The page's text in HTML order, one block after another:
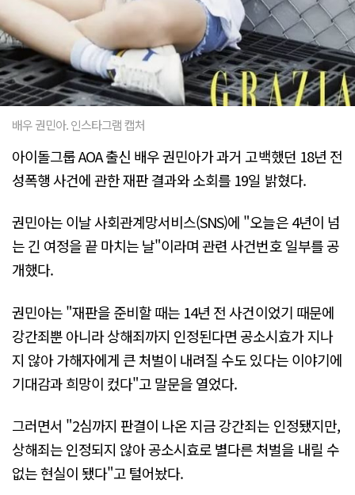
배우 권민아. 인스타그램 캡처
아이돌그룹 AOA 출신 배우 권민아가 과거 고백했던 18년 전
성폭행 사건에 관한 재판 결과와 소회를 19일 밝혔다.
권민아는 이날 사회관계망서비스(SNS)에 "오늘은 4년이 넘
는 긴 여정을 끝 마치는 날"이라며 관련 사건번호 일부를 공
개했다.
권민아는 "재판을 준비할 때는 14년 전 사건이었기 때문에
강간죄뿐 아니라 상해죄까지 인정된다면 공소시효가 지나
지 않아 가해자에게 큰 처벌이 내려질 수도 있다는 이야기에
기대감과 희망이 컸다"고 말문을 열었다.
그러면서 "2심까지 판결이 나온 지금 강간죄는 인정됐지만,
상해죄는 인정되지 않아 공소시효로 별다른 처벌을 내릴 수
없는 현실이 됐다"고 털어놨다.